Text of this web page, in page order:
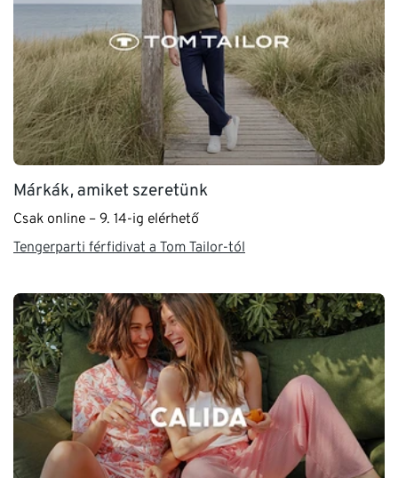
Márkák, amiket szeretünk
Csak online – 9. 14-ig elérhető
Tengerparti férfidivat a Tom Tailor-tól